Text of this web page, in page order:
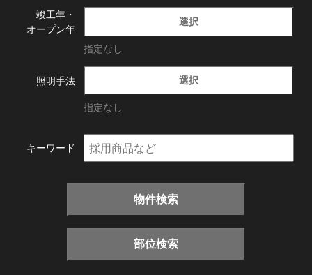
竣工年・
オープン年
選択
指定なし
照明手法 選択
指定なし
キーワード
物件検索
部位検索